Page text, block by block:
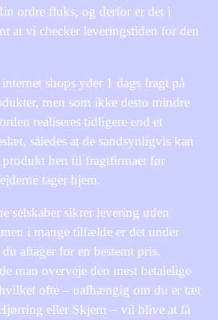
ordre fluks, og derfor er det i
at vi checker leveringstiden for den
shops yder 1 dags fragt på
men som ikke desto mindre
realiseres tidligere end et
således at de sandsynligvis kan
produkt hen til fragtfirmaet før
tager hjem.
selskaber sikrer levering uden
i mange tilfælde er det under
aftager for en bestemt pris.
man overveje den mest betalelige
ofte – uafhængig om du er tæt
eller Skjern – vil blive at få